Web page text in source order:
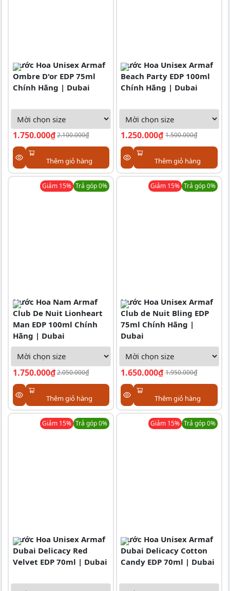
Nước Hoa Unisex Armaf
Ombre D'or EDP 75ml
Chính Hãng | Dubai
1.750.000₫ 2.100.000₫
Thêm giỏ hàng
Nước Hoa Unisex Armaf
Beach Party EDP 100ml
Chính Hãng | Dubai
1.250.000₫ 1.500.000₫
Thêm giỏ hàng
Giảm 15% Trả góp 0%
Nước Hoa Nam Armaf
Club De Nuit Lionheart
Man EDP 100ml Chính
Hãng | Dubai
1.750.000₫ 2.050.000₫
Thêm giỏ hàng
Giảm 15% Trả góp 0%
Nước Hoa Unisex Armaf
Club de Nuit Bling EDP
75ml Chính Hãng |
Dubai
1.650.000₫ 1.950.000₫
Thêm giỏ hàng
Giảm 15% Trả góp 0%
Nước Hoa Unisex Armaf
Dubai Delicacy Red
Velvet EDP 70ml | Dubai
Giảm 15% Trả góp 0%
Nước Hoa Unisex Armaf
Dubai Delicacy Cotton
Candy EDP 70ml | Dubai